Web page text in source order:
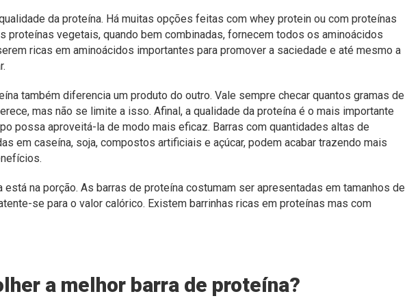
da proteína. Há muitas opções feitas com whey protein ou com proteínas
proteínas vegetais, quando bem combinadas, fornecem todos os aminoácidos
ricas em aminoácidos importantes para promover a saciedade e até mesmo a
também diferencia um produto do outro. Vale sempre checar quantos gramas de
mas não se limite a isso. Afinal, a qualidade da proteína é o mais importante
possa aproveitá-la de modo mais eficaz. Barras com quantidades altas de
em caseína, soja, compostos artificiais e açúcar, podem acabar trazendo mais
está na porção. As barras de proteína costumam ser apresentadas em tamanhos de
se para o valor calórico. Existem barrinhas ricas em proteínas mas com
a melhor barra de proteína?